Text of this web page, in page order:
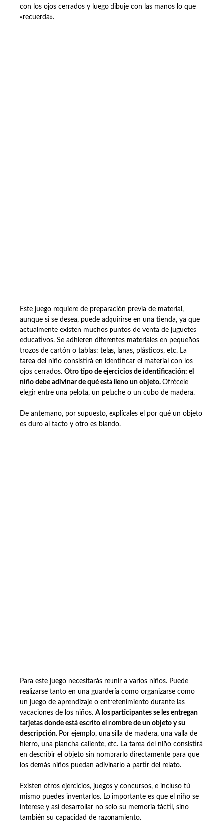
con los ojos cerrados y luego dibuje con las manos lo que
«recuerda».
Este juego requiere de preparación previa de material,
aunque si se desea, puede adquirirse en una tienda, ya que
actualmente existen muchos puntos de venta de juguetes
educativos. Se adhieren diferentes materiales en pequeños
trozos de cartón o tablas: telas, lanas, plásticos, etc. La
tarea del niño consistirá en identificar el material con los
ojos cerrados. Otro tipo de ejercicios de identificación: el
niño debe adivinar de qué está lleno un objeto. Ofrécele
elegir entre una pelota, un peluche o un cubo de madera.
De antemano, por supuesto, explícales el por qué un objeto
es duro al tacto y otro es blando.
Para este juego necesitarás reunir a varios niños. Puede
realizarse tanto en una guardería como organizarse como
un juego de aprendizaje o entretenimiento durante las
vacaciones de los niños. A los participantes se les entregan
tarjetas donde está escrito el nombre de un objeto y su
descripción. Por ejemplo, una silla de madera, una valla de
hierro, una plancha caliente, etc. La tarea del niño consistirá
en describir el objeto sin nombrarlo directamente para que
los demás niños puedan adivinarlo a partir del relato.
Existen otros ejercicios, juegos y concursos, e incluso tú
mismo puedes inventarlos. Lo importante es que el niño se
interese y así desarrollar no solo su memoria táctil, sino
también su capacidad de razonamiento.